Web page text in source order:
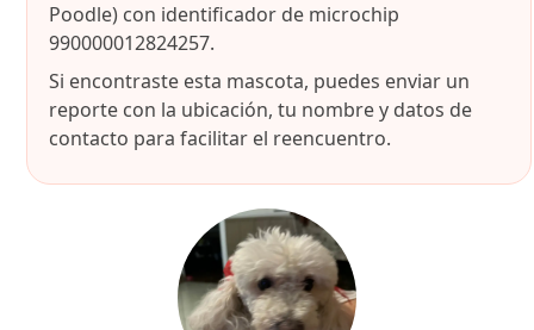
Poodle) con identificador de microchip
990000012824257.
Si encontraste esta mascota, puedes enviar un
reporte con la ubicación, tu nombre y datos de
contacto para facilitar el reencuentro.